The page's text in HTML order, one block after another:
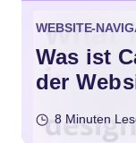
WEBSITE-
Was ist
der
8 Minuten